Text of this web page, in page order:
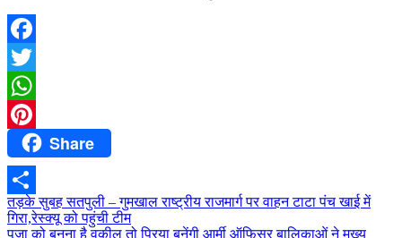
Facebook
Twitter
WhatsApp
PinterestShare
Share
Post
navigation
तड़के सुबह सतपुली – गुमखाल राष्ट्रीय राजमार्ग पर वाहन टाटा पंच खाई में
गिरा,रेस्क्यू को पहुंची टीम
पूजा को बनना है वकील तो प्रिया बनेंगी आर्मी ऑफिसर बालिकाओं ने मुख्य